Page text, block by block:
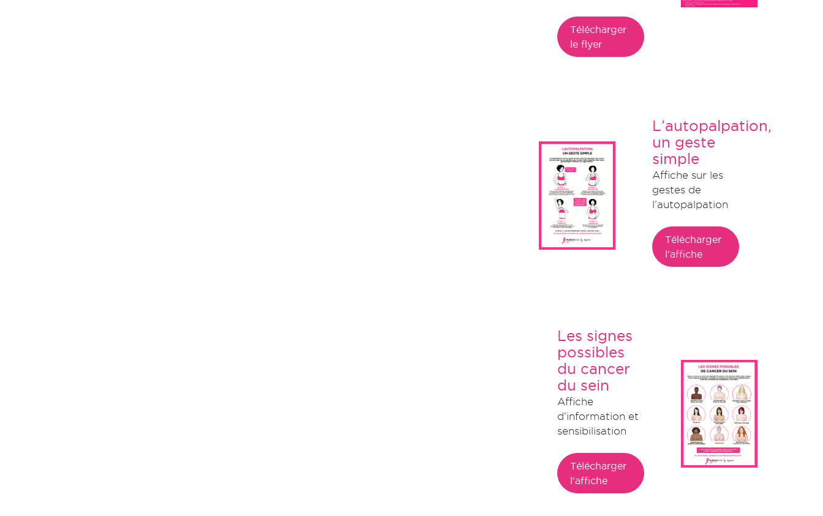
Télécharger
le flyer
L’autopalpation,
un geste
simple
Affiche sur les
gestes de
l’autopalpation
Télécharger
l'affiche
Les signes
possibles
du cancer
du sein
Affiche
d'information et
sensibilisation
Télécharger
l'affiche